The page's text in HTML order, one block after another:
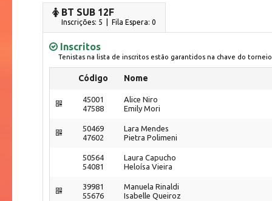
BT SUB 12F
Inscrições: 5 | Fila Espera: 0
Inscritos
Tenistas na lista de inscritos estão garantidos na chave do torneio
Código Nome
45001
47588
Alice Niro
Emily Mori
50469
47602
Lara Mendes
Pietra Polimeni
50564
54081
Laura Capucho
Heloísa Vieira
39981
55676
Manuela Rinaldi
Isabelle Queiroz